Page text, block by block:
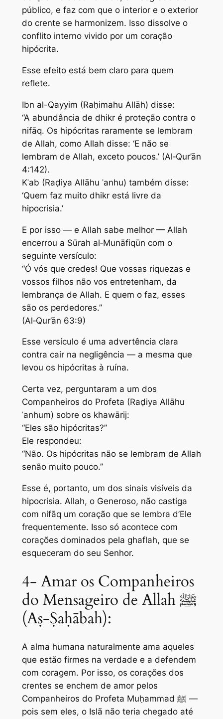
público, e faz com que o interior e o exterior
do crente se harmonizem. Isso dissolve o
conflito interno vivido por um coração
hipócrita.
Esse efeito está bem claro para quem
reflete.
Ibn al-Qayyim (Raḥimahu Allāh) disse:
“A abundância de dhikr é proteção contra o
nifāq. Os hipócritas raramente se lembram
de Allah, como Allah disse: ‘E não se
lembram de Allah, exceto poucos.’ (Al‑Qur’ān
4:142).
Kʿab (Raḍiya Allāhu ʿanhu) também disse:
‘Quem faz muito dhikr está livre da
hipocrisia.’
E por isso — e Allah sabe melhor — Allah
encerrou a Sūrah al‑Munāfiqūn com o
seguinte versículo:
“Ó vós que credes! Que vossas riquezas e
vossos filhos não vos entretenham, da
lembrança de Allah. E quem o faz, esses
são os perdedores.”
(Al‑Qur’ān 63:9)
Esse versículo é uma advertência clara
contra cair na negligência — a mesma que
levou os hipócritas à ruína.
Certa vez, perguntaram a um dos
Companheiros do Profeta (Raḍiya Allāhu
ʿanhum) sobre os khawārij:
“Eles são hipócritas?”
Ele respondeu:
“Não. Os hipócritas não se lembram de Allah
senão muito pouco.”
Esse é, portanto, um dos sinais visíveis da
hipocrisia. Allah, o Generoso, não castiga
com nifāq um coração que se lembra d’Ele
frequentemente. Isso só acontece com
corações dominados pela ghaflah, que se
esqueceram do seu Senhor.
4- Amar os Companheiros
do Mensageiro de Allah ﷺ
(Aṣ‑Ṣaḥābah):
A alma humana naturalmente ama aqueles
que estão firmes na verdade e a defendem
com coragem. Por isso, os corações dos
crentes se enchem de amor pelos
Companheiros do Profeta Muḥammad ﷺ —
pois sem eles, o Islã não teria chegado até